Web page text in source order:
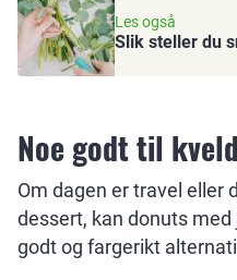
Les også
Slik steller du
Noe godt til
Om dagen er travel eller
dessert, kan donuts
godt og fargerikt